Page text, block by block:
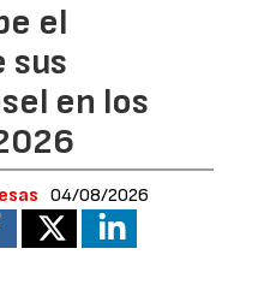
el
sus
en los
04/08/2026